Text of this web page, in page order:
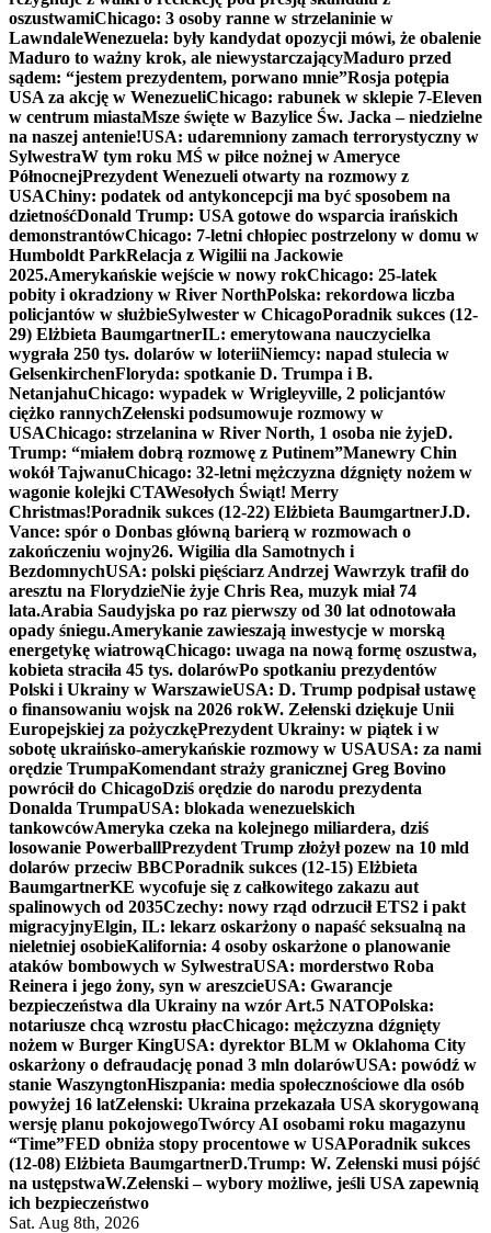
oszustwamiChicago: 3 osoby ranne w strzelaninie w
LawndaleWenezuela: były kandydat opozycji mówi, że obalenie
Maduro to ważny krok, ale niewystarczającyMaduro przed
sądem: “jestem prezydentem, porwano mnie”Rosja potępia
USA za akcję w WenezueliChicago: rabunek w sklepie 7-Eleven
w centrum miastaMsze święte w Bazylice Św. Jacka – niedzielne
na naszej antenie!USA: udaremniony zamach terrorystyczny w
SylwestraW tym roku MŚ w piłce nożnej w Ameryce
PółnocnejPrezydent Wenezueli otwarty na rozmowy z
USAChiny: podatek od antykoncepcji ma być sposobem na
dzietnośćDonald Trump: USA gotowe do wsparcia irańskich
demonstrantówChicago: 7-letni chłopiec postrzelony w domu w
Humboldt ParkRelacja z Wigilii na Jackowie
2025.Amerykańskie wejście w nowy rokChicago: 25-latek
pobity i okradziony w River NorthPolska: rekordowa liczba
policjantów w służbieSylwester w ChicagoPoradnik sukces (12-
29) Elżbieta BaumgartnerIL: emerytowana nauczycielka
wygrała 250 tys. dolarów w loteriiNiemcy: napad stulecia w
GelsenkirchenFloryda: spotkanie D. Trumpa i B.
NetanjahuChicago: wypadek w Wrigleyville, 2 policjantów
ciężko rannychZełenski podsumowuje rozmowy w
USAChicago: strzelanina w River North, 1 osoba nie żyjeD.
Trump: “miałem dobrą rozmowę z Putinem”Manewry Chin
wokół TajwanuChicago: 32-letni mężczyzna dźgnięty nożem w
wagonie kolejki CTAWesołych Świąt! Merry
Christmas!Poradnik sukces (12-22) Elżbieta BaumgartnerJ.D.
Vance: spór o Donbas główną barierą w rozmowach o
zakończeniu wojny26. Wigilia dla Samotnych i
BezdomnychUSA: polski pięściarz Andrzej Wawrzyk trafił do
aresztu na FlorydzieNie żyje Chris Rea, muzyk miał 74
lata.Arabia Saudyjska po raz pierwszy od 30 lat odnotowała
opady śniegu.Amerykanie zawieszają inwestycje w morską
energetykę wiatrowąChicago: uwaga na nową formę oszustwa,
kobieta straciła 45 tys. dolarówPo spotkaniu prezydentów
Polski i Ukrainy w WarszawieUSA: D. Trump podpisał ustawę
o finansowaniu wojsk na 2026 rokW. Zełenski dziękuje Unii
Europejskiej za pożyczkęPrezydent Ukrainy: w piątek i w
sobotę ukraińsko-amerykańskie rozmowy w USAUSA: za nami
orędzie TrumpaKomendant straży granicznej Greg Bovino
powrócił do ChicagoDziś orędzie do narodu prezydenta
Donalda TrumpaUSA: blokada wenezuelskich
tankowcówAmeryka czeka na kolejnego miliardera, dziś
losowanie PowerballPrezydent Trump złożył pozew na 10 mld
dolarów przeciw BBCPoradnik sukces (12-15) Elżbieta
BaumgartnerKE wycofuje się z całkowitego zakazu aut
spalinowych od 2035Czechy: nowy rząd odrzucił ETS2 i pakt
migracyjnyElgin, IL: lekarz oskarżony o napaść seksualną na
nieletniej osobieKalifornia: 4 osoby oskarżone o planowanie
ataków bombowych w SylwestraUSA: morderstwo Roba
Reinera i jego żony, syn w areszcieUSA: Gwarancje
bezpieczeństwa dla Ukrainy na wzór Art.5 NATOPolska:
notariusze chcą wzrostu płacChicago: mężczyzna dźgnięty
nożem w Burger KingUSA: dyrektor BLM w Oklahoma City
oskarżony o defraudację ponad 3 mln dolarówUSA: powódź w
stanie WaszyngtonHiszpania: media społecznościowe dla osób
powyżej 16 latZełenski: Ukraina przekazała USA skorygowaną
wersję planu pokojowegoTwórcy AI osobami roku magazynu
“Time”FED obniża stopy procentowe w USAPoradnik sukces
(12-08) Elżbieta BaumgartnerD.Trump: W. Zełenski musi pójść
na ustępstwaW.Zełenski – wybory możliwe, jeśli USA zapewnią
ich bezpieczeństwo
Sat. Aug 8th, 2026